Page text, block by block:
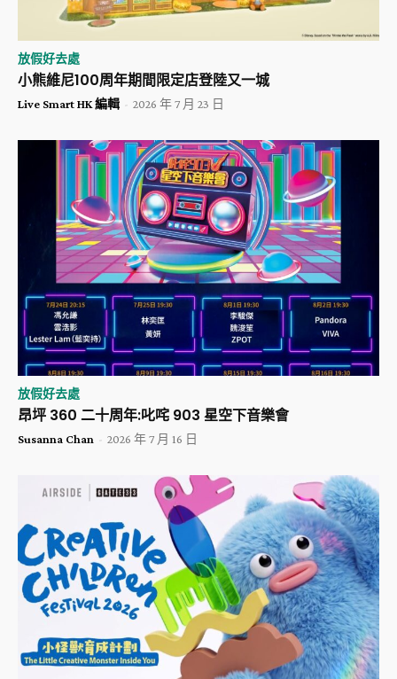
放假好去處
小熊維尼100周年期間限定店登陸又一城
Live Smart HK 編輯 - 2026 年 7 月 23 日
放假好去處
昂坪 360 二十周年:叱咤 903 星空下音樂會
Susanna Chan - 2026 年 7 月 16 日